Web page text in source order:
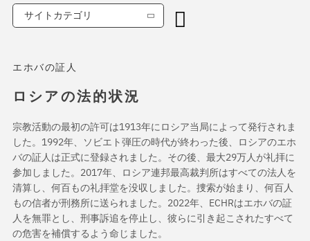
エホバの証人
ロシアの法的状況
宗教活動の最初の許可は1913年にロシア当局によって発行されま
した。1992年、ソビエト弾圧の時代が終わった後、ロシアのエホ
バの証人は正式に登録されました。その後、最大29万人が礼拝に
参加しました。2017年、ロシア連邦最高裁判所はすべての法人を
清算し、何百もの礼拝堂を没収しました。捜索が始まり、何百人
もの信者が刑務所に送られました。2022年、ECHRはエホバの証
人を無罪とし、刑事訴追を停止し、彼らに引き起こされたすべて
の危害を補償するよう命じました。
サイトカテゴリ